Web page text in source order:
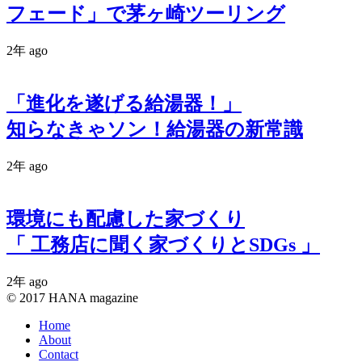
フェード」で茅ヶ崎ツーリング
2年 ago
「進化を遂げる給湯器！」
知らなきゃソン！給湯器の新常識
2年 ago
環境にも配慮した家づくり
「 工務店に聞く家づくりとSDGs 」
2年 ago
© 2017 HANA magazine
Home
About
Contact